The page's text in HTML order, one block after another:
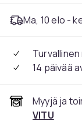
Ma, 10 elo -
14 päivää
Myyjä ja
VITU